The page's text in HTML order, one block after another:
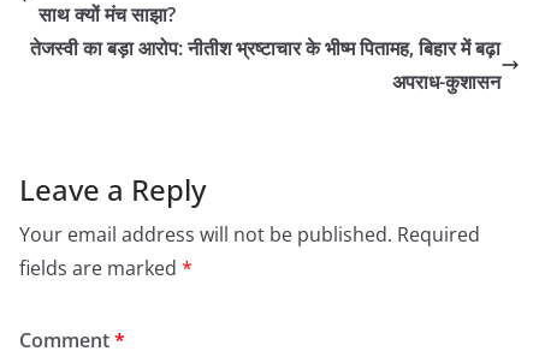
साथ क्यों मंच साझा?
तेजस्वी का बड़ा आरोप: नीतीश भ्रष्टाचार के भीष्म पितामह, बिहार में बढ़ा
अपराध-कुशासन
Leave a Reply
Your email address will not be published. Required
fields are marked *
Comment*